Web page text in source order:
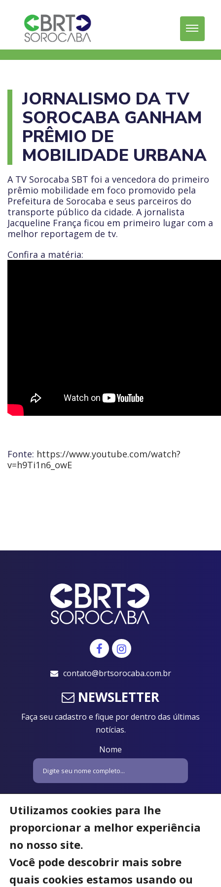
JORNALISMO DA TV
SOROCABA GANHAM
PRÊMIO DE
MOBILIDADE URBANA
A TV Sorocaba SBT foi a vencedora do primeiro
prêmio mobilidade em foco promovido pela
Prefeitura de Sorocaba e seus parceiros do
transporte público da cidade. A jornalista
Jacqueline França ficou em primeiro lugar com a
melhor reportagem de tv.
Confira a matéria:
Fonte: https://www.youtube.com/watch?
v=h9Ti1n6_owE
contato@brtsorocaba.com.br
NEWSLETTER
Faça seu cadastro e fique por dentro das últimas
notícias.
Nome
Email
Utilizamos cookies para lhe
proporcionar a melhor experiência
no nosso site.
Você pode descobrir mais sobre
quais cookies estamos usando ou